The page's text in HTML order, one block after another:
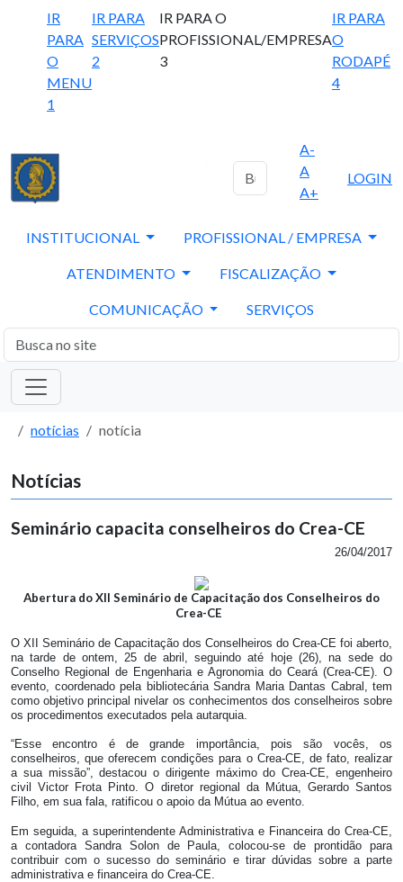
IR
PARA
O
MENU
1
IR PARA
SERVIÇOS
2
IR PARA O
PROFISSIONAL/EMPRESA
3
IR PARA
O
RODAPÉ
4
A-
A
A+
LOGIN
INSTITUCIONAL PROFISSIONAL / EMPRESA
ATENDIMENTO FISCALIZAÇÃO
COMUNICAÇÃO SERVIÇOS
notícias notícia
Notícias
Seminário capacita conselheiros do Crea-CE
26/04/2017
Abertura do XII Seminário de Capacitação dos Conselheiros do
Crea-CE
O XII Seminário de Capacitação dos Conselheiros do Crea-CE foi aberto,
na tarde de ontem, 25 de abril, seguindo até hoje (26), na sede do
Conselho Regional de Engenharia e Agronomia do Ceará (Crea-CE). O
evento, coordenado pela bibliotecária Sandra Maria Dantas Cabral, tem
como objetivo principal nivelar os conhecimentos dos conselheiros sobre
os procedimentos executados pela autarquia.
“Esse encontro é de grande importância, pois são vocês, os
conselheiros, que oferecem condições para o Crea-CE, de fato, realizar
a sua missão”, destacou o dirigente máximo do Crea-CE, engenheiro
civil Victor Frota Pinto. O diretor regional da Mútua, Gerardo Santos
Filho, em sua fala, ratificou o apoio da Mútua ao evento.
Em seguida, a superintendente Administrativa e Financeira do Crea-CE,
a contadora Sandra Solon de Paula, colocou-se de prontidão para
contribuir com o sucesso do seminário e tirar dúvidas sobre a parte
administrativa e financeira do Crea-CE.